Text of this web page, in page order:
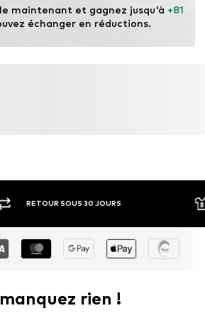
maintenant et gagnez jusqu'à +81
échanger en réductions.
SOUS 30 JOURS LARGE
rien !